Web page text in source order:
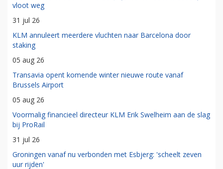
vloot weg
31 jul 26
KLM annuleert meerdere vluchten naar Barcelona door
staking
05 aug 26
Transavia opent komende winter nieuwe route vanaf
Brussels Airport
05 aug 26
Voormalig financieel directeur KLM Erik Swelheim aan de slag
bij ProRail
31 jul 26
Groningen vanaf nu verbonden met Esbjerg: 'scheelt zeven
uur rijden'